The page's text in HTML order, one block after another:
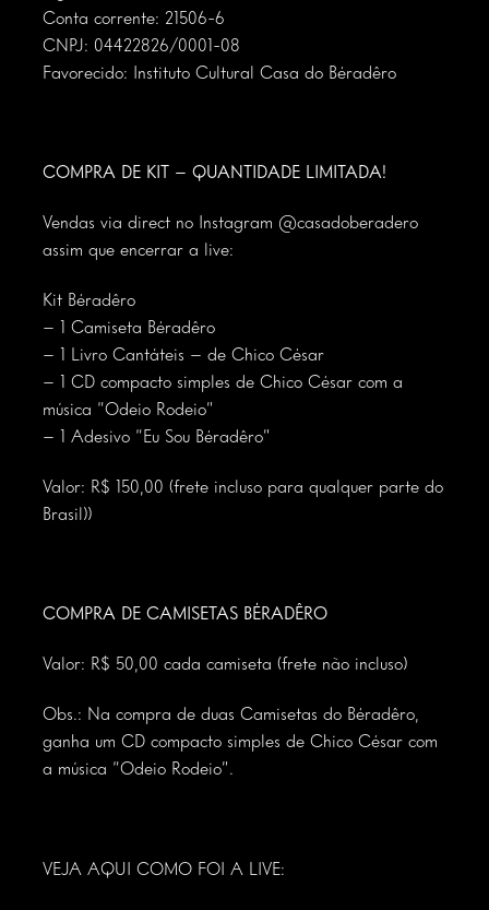
Conta corrente: 21506-6
CNPJ: 04422826/0001-08
Favorecido: Instituto Cultural Casa do Béradêro
COMPRA DE KIT – QUANTIDADE LIMITADA!
Vendas via direct no Instagram @casadoberadero
assim que encerrar a live:
Kit Béradêro
– 1 Camiseta Béradêro
– 1 Livro Cantáteis – de Chico César
– 1 CD compacto simples de Chico César com a
música “Odeio Rodeio”
– 1 Adesivo “Eu Sou Béradêro”
Valor: R$ 150,00 (frete incluso para qualquer parte do
Brasil))
COMPRA DE CAMISETAS BÉRADÊRO
Valor: R$ 50,00 cada camiseta (frete não incluso)
Obs.: Na compra de duas Camisetas do Béradêro,
ganha um CD compacto simples de Chico César com
a música “Odeio Rodeio”.
VEJA AQUI COMO FOI A LIVE: